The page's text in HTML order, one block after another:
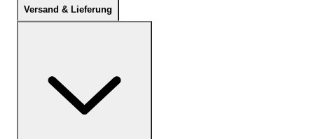
Versand & Lieferung